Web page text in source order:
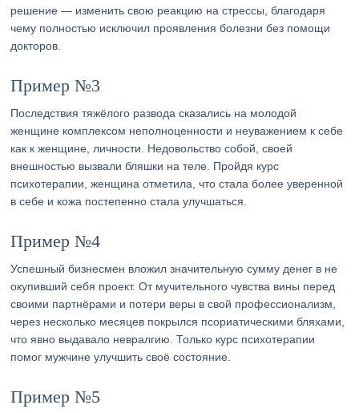
решение — изменить свою реакцию на стрессы, благодаря
чему полностью исключил проявления болезни без помощи
докторов.
Пример №3
Последствия тяжёлого развода сказались на молодой
женщине комплексом неполноценности и неуважением к себе
как к женщине, личности. Недовольство собой, своей
внешностью вызвали бляшки на теле. Пройдя курс
психотерапии, женщина отметила, что стала более уверенной
в себе и кожа постепенно стала улучшаться.
Пример №4
Успешный бизнесмен вложил значительную сумму денег в не
окупивший себя проект. От мучительного чувства вины перед
своими партнёрами и потери веры в свой профессионализм,
через несколько месяцев покрылся псориатическими бляхами,
что явно выдавало невралгию. Только курс психотерапии
помог мужчине улучшить своё состояние.
Пример №5